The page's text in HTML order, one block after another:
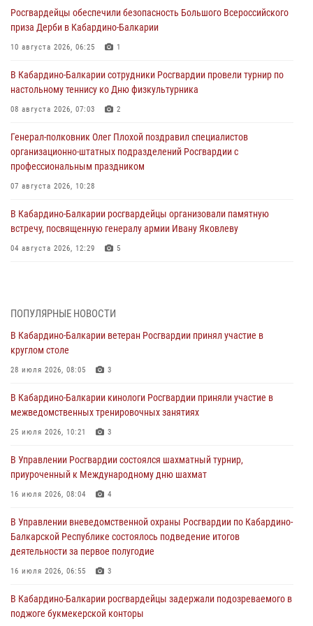
Росгвардейцы обеспечили безопасность Большого Всероссийского
приза Дерби в Кабардино-Балкарии
10 августа 2026, 06:25 1
В Кабардино-Балкарии сотрудники Росгвардии провели турнир по
настольному теннису ко Дню физкультурника
08 августа 2026, 07:03 2
Генерал-полковник Олег Плохой поздравил специалистов
организационно-штатных подразделений Росгвардии с
профессиональным праздником
07 августа 2026, 10:28
В Кабардино-Балкарии росгвардейцы организовали памятную
встречу, посвященную генералу армии Ивану Яковлеву
04 августа 2026, 12:29 5
03 августа 2026, 10:05
В Кабардино‑Балкарии сотрудник Росгвардии провел урок
безопасности
03 августа 2026, 06:15
1 августа – День дежурной службы войск национальной гвардии
Российской Федерации
01 августа 2026, 09:42
В Росгвардии вспоминают российских воинов, погибших в Первой
мировой войне 1914-1918 годов
01 августа 2026, 07:30
Директор Росгвардии Герой России генерал армии Виктор Золотов
поздравил специалистов подразделений тыла с профессиональным
праздником
01 августа 2026, 00:10
ПОПУЛЯРНЫЕ НОВОСТИ
В Кабардино-Балкарии ветеран Росгвардии принял участие в
круглом столе
28 июля 2026, 08:05 3
В Кабардино-Балкарии кинологи Росгвардии приняли участие в
межведомственных тренировочных занятиях
25 июля 2026, 10:21 3
В Управлении Росгвардии состоялся шахматный турнир,
приуроченный к Международному дню шахмат
16 июля 2026, 08:04 4
В Управлении вневедомственной охраны Росгвардии по Кабардино-
Балкарской Республике состоялось подведение итогов
деятельности за первое полугодие
16 июля 2026, 06:55 3
В Кабардино-Балкарии росгвардейцы задержали подозреваемого в
поджоге букмекерской конторы